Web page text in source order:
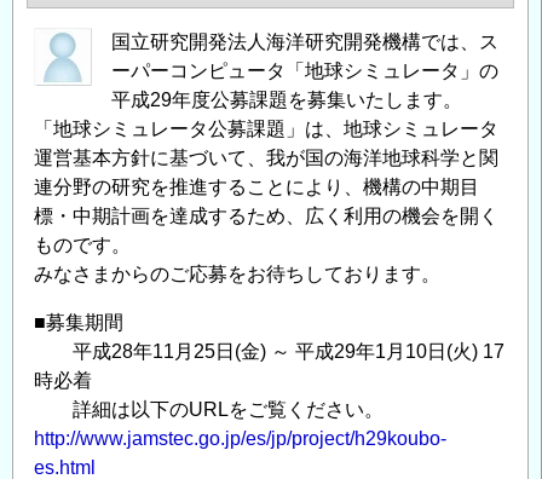
国立研究開発法人海洋研究開発機構では、ス
ーパーコンピュータ「地球シミュレータ」の
平成29年度公募課題を募集いたします。
「地球シミュレータ公募課題」は、地球シミュレータ
運営基本方針に基づいて、我が国の海洋地球科学と関
連分野の研究を推進することにより、機構の中期目
標・中期計画を達成するため、広く利用の機会を開く
ものです。
みなさまからのご応募をお待ちしております。
■募集期間
平成28年11月25日(金) ～ 平成29年1月10日(火) 17
時必着
詳細は以下のURLをご覧ください。
http://www.jamstec.go.jp/es/jp/project/h29koubo-
es.html